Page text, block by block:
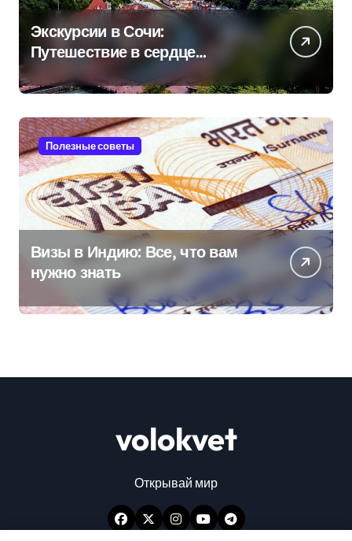
Экскурсии в Сочи:
Путешествие в сердце
Черноморского курорта
Полезные советы
Визы в Индию: Все, что вам
нужно знать
volokvet
Открывай мир